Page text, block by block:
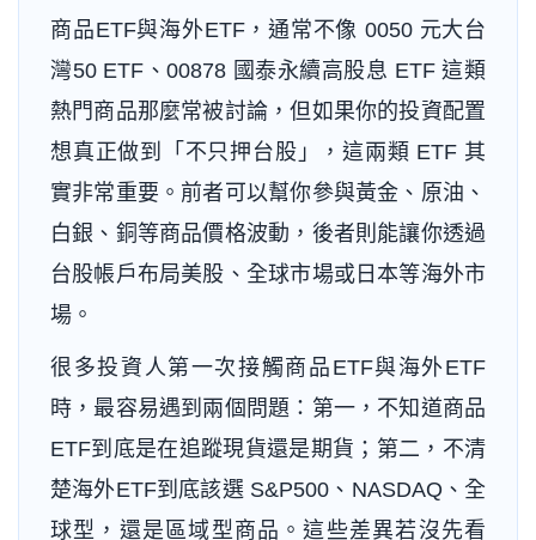
商品ETF與海外ETF，通常不像 0050 元大台
灣50 ETF、00878 國泰永續高股息 ETF 這類
熱門商品那麼常被討論，但如果你的投資配置
想真正做到「不只押台股」，這兩類 ETF 其
實非常重要。前者可以幫你參與黃金、原油、
白銀、銅等商品價格波動，後者則能讓你透過
台股帳戶布局美股、全球市場或日本等海外市
場。
很多投資人第一次接觸商品ETF與海外ETF
時，最容易遇到兩個問題：第一，不知道商品
ETF到底是在追蹤現貨還是期貨；第二，不清
楚海外ETF到底該選 S&P500、NASDAQ、全
球型，還是區域型商品。這些差異若沒先看